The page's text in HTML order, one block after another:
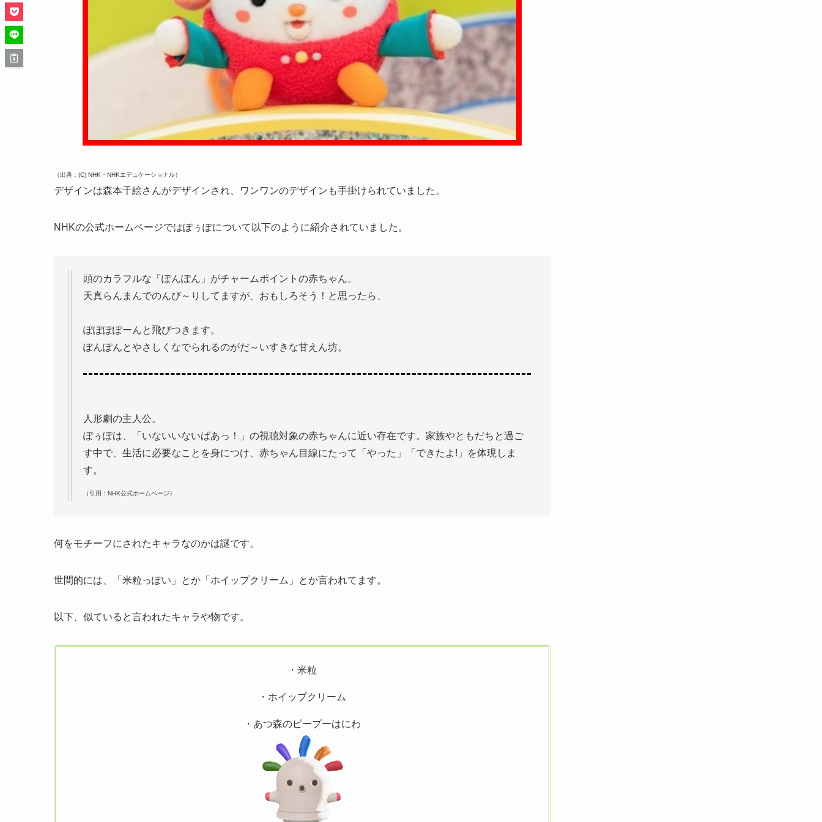
（出典：(C) NHK・NHKエデュケーショナル）
デザインは森本千絵さんがデザインされ、ワンワンのデザインも手掛けられていました。
NHKの公式ホームページではぽぅぽについて以下のように紹介されていました。
頭のカラフルな「ぽんぽん」がチャームポイントの赤ちゃん。
天真らんまんでのんび～りしてますが、おもしろそう！と思ったら、
ぽぽぽぽーんと飛びつきます。
ぽんぽんとやさしくなでられるのがだ～いすきな甘えん坊。
人形劇の主人公。
ぽぅぽは、「いないいないばあっ！」の視聴対象の赤ちゃんに近い存在です。家族やともだちと過ご
す中で、生活に必要なことを身につけ、赤ちゃん目線にたって「やった」「できたよ!」を体現しま
す。
（引用：NHK公式ホームページ）
何をモチーフにされたキャラなのかは謎です。
世間的には、「米粒っぽい」とか「ホイップクリーム」とか言われてます。
以下、似ていると言われたキャラや物です。
・米粒
・ホイップクリーム
・あつ森のピープーはにわ